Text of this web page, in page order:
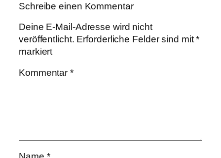
Schreibe einen Kommentar
Deine E-Mail-Adresse wird nicht
veröffentlicht. Erforderliche Felder sind mit*
markiert
Kommentar*